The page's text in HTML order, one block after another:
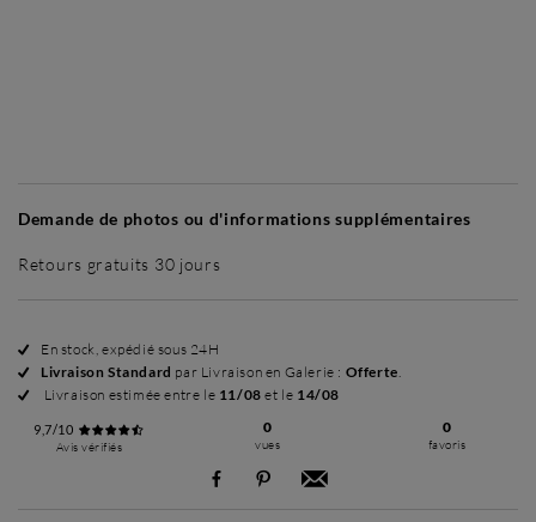
Demande de photos ou d'informations supplémentaires
Retours gratuits 30 jours
En stock, expédié sous 24H
Livraison Standard par Livraison en Galerie : Offerte.
Livraison estimée entre le 11/08 et le 14/08
9,7/10
Avis vérifiés
0
vues
0
favoris